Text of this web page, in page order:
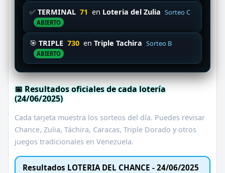
✅ TERMINAL 71 en Loteria del Zulia Sorteo C
ABIERTO
🎯 TRIPLE 730 en Triple Tachira Sorteo B
ABIERTO
📅 Resultados oficiales de cada lotería
(24/06/2025)
Cada tarjeta muestra los sorteos del día. Puedes revisar
Chance, Zulia, Táchira, Caracas, Triple Dorado y otros
juegos tradicionales en Venezuela.
Resultados LOTERIA DEL CHANCE - 24/06/2025